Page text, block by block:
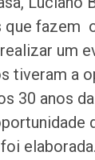
que fazem
um
tiveram a
30 anos